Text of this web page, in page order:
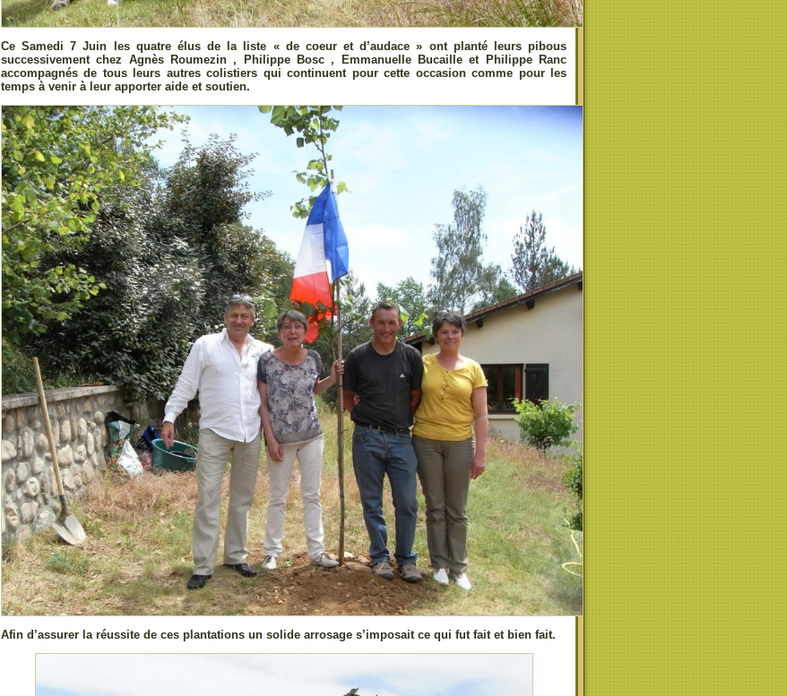
Ce Samedi 7 Juin les quatre élus de la liste « de coeur et d’audace » ont planté leurs pibous
successivement chez Agnès Roumezin , Philippe Bosc , Emmanuelle Bucaille et Philippe Ranc
accompagnés de tous leurs autres colistiers qui continuent pour cette occasion comme pour les
temps à venir à leur apporter aide et soutien.
Afin d’assurer la réussite de ces plantations un solide arrosage s’imposait ce qui fut fait et bien fait.